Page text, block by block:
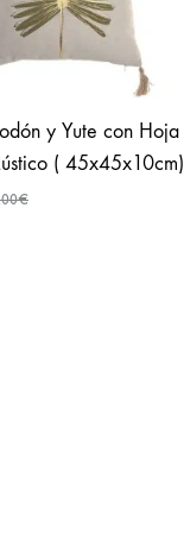
y Yute con Hoja
( 45x45x10cm)
€